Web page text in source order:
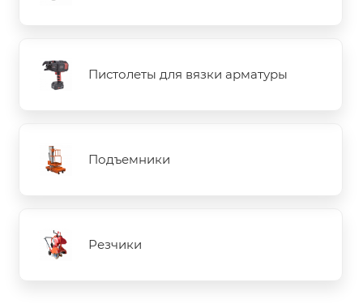
Пистолеты для вязки арматуры
Подъемники
Резчики